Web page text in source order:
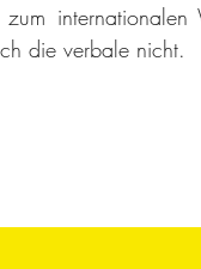
internationalen
die verbale nicht.